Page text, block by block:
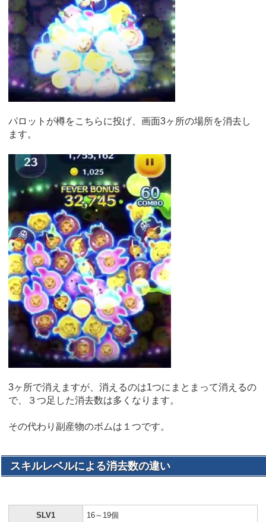
パロットが樽をこちらに投げ、画面3ヶ所の場所を消去し
ます。
3ヶ所で消えますが、消えるのは1つにまとまって消えるの
で、３つ足した消去数は多くなります。
その代わり副産物のボムは１つです。
スキルレベルによる消去数の違い
SLV1 16～19個